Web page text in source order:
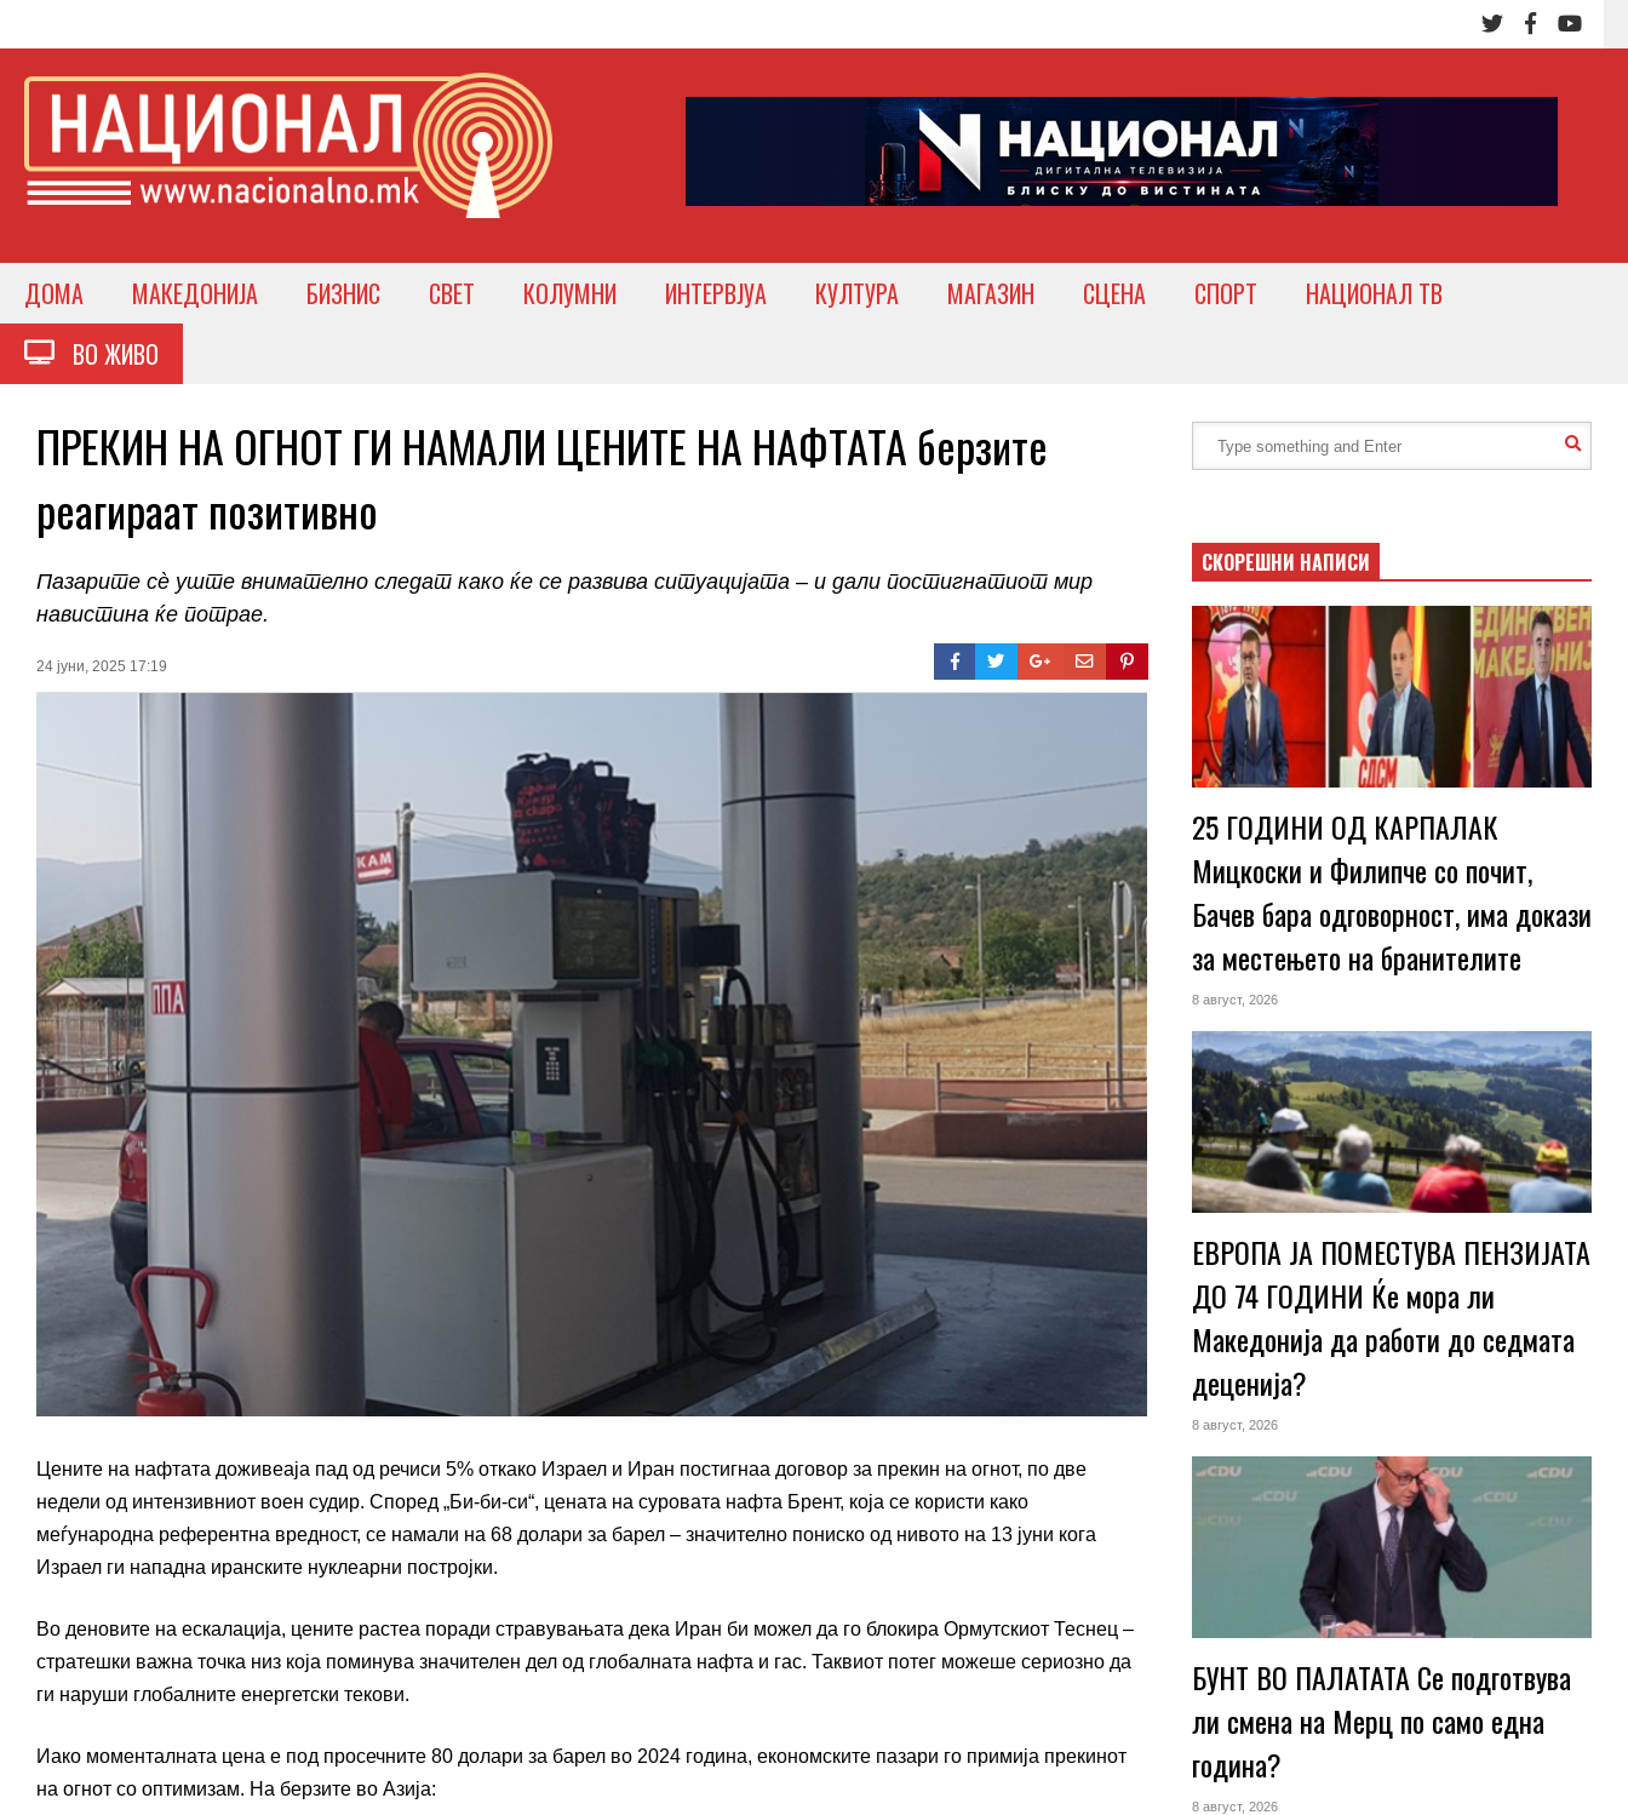
ДОМА МАКЕДОНИЈА БИЗНИС СВЕТ КОЛУМНИ ИНТЕРВЈУА КУЛТУРА МАГАЗИН СЦЕНА СПОРТ
НАЦИОНАЛ ТВ
ВО ЖИВО
ПРЕКИН НА ОГНОТ ГИ НАМАЛИ ЦЕНИТЕ НА НАФТАТА берзите
реагираат позитивно
Пазарите сè уште внимателно следат како ќе се развива ситуацијата – и дали постигнатиот мир
навистина ќе потрае.
24 јуни, 2025 17:19
Цените на нафтата доживеаја пад од речиси 5% откако Израел и Иран постигнаа договор за прекин на огнот, по две
недели од интензивниот воен судир. Според „Би-би-си“, цената на суровата нафта Брент, која се користи како
меѓународна референтна вредност, се намали на 68 долари за барел – значително пониско од нивото на 13 јуни кога
Израел ги нападна иранските нуклеарни постројки.
Во деновите на ескалација, цените растеа поради стравувањата дека Иран би можел да го блокира Ормутскиот Теснец –
стратешки важна точка низ која поминува значителен дел од глобалната нафта и гас. Таквиот потег можеше сериозно да
ги наруши глобалните енергетски текови.
Иако моменталната цена е под просечните 80 долари за барел во 2024 година, економските пазари го примија прекинот
на огнот со оптимизам. На берзите во Азија:
СКОРЕШНИ НАПИСИ
25 ГОДИНИ ОД КАРПАЛАК
Мицкоски и Филипче со почит,
Бачев бара одговорност, има докази
за местењето на бранителите
8 август, 2026
ЕВРОПА ЈА ПОМЕСТУВА ПЕНЗИЈАТА
ДО 74 ГОДИНИ Ќе мора ли
Македонија да работи до седмата
деценија?
8 август, 2026
БУНТ ВО ПАЛАТАТА Се подготвува
ли смена на Мерц по само една
година?
8 август, 2026